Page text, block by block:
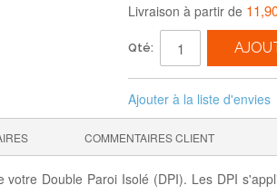
Livraison à partir de
Qté:
Ajouter à la liste d'envies
COMMENTAIRES CLIENT
Double Paroi Isolé (DPI). Les DPI